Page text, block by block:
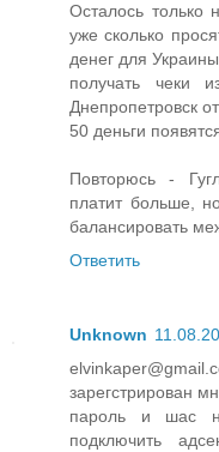
Осталось только
уже сколько
денег для
получать чеки
Днепропетровск
50 деньги
Повторюсь -
платит больше,
балансировать
Ответить
Unknown
зарегстрирован
пароль и шас
подключить